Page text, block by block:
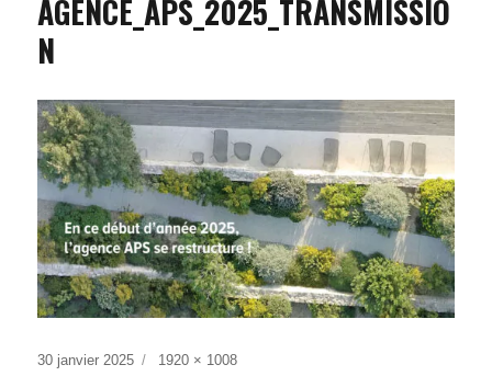
AGENCE_APS_2025_TRANSMISSIO
N
Publié
30 janvier 2025
Taille
1920 × 1008